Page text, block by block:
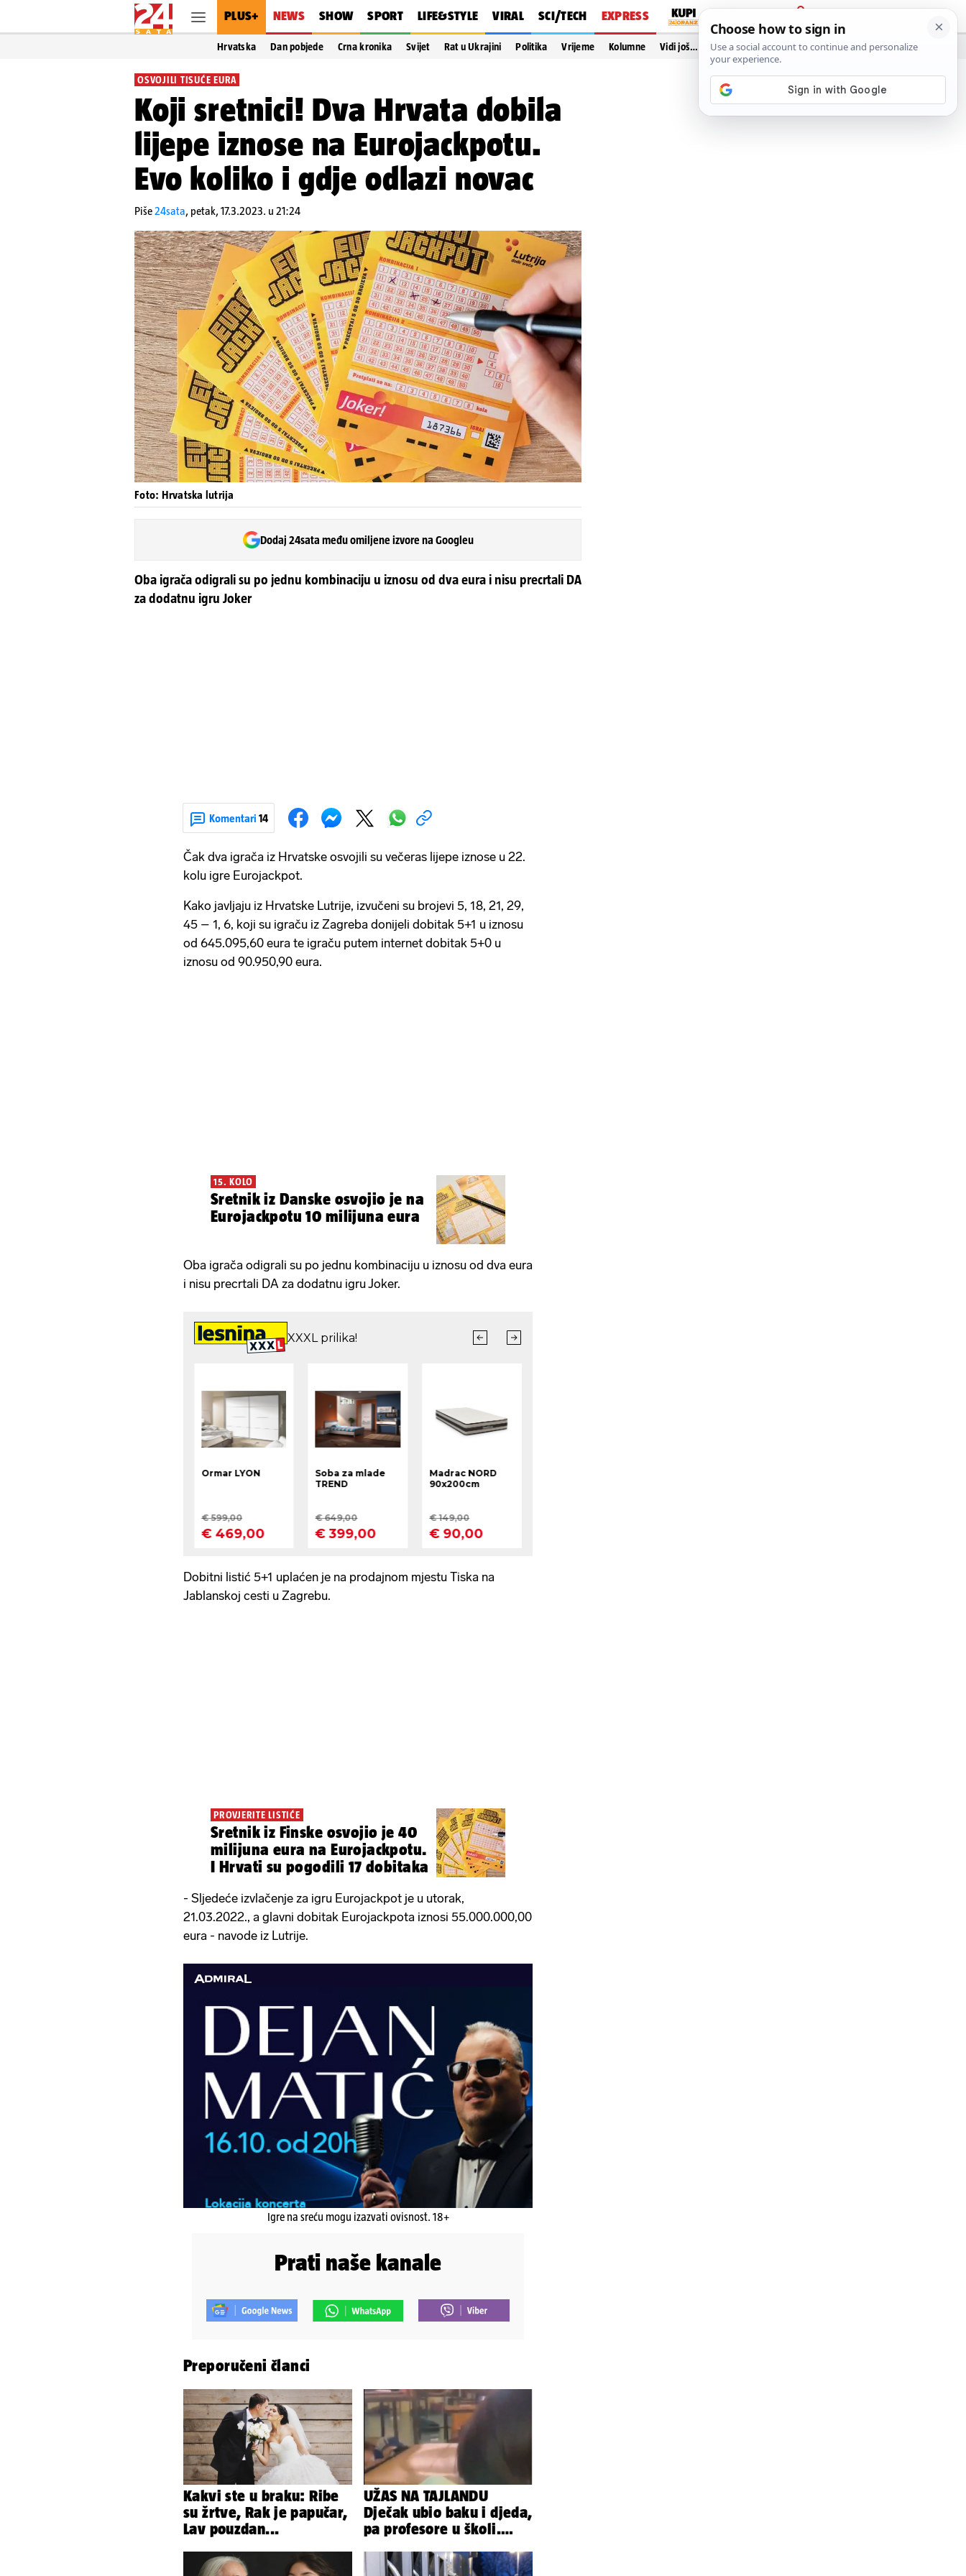
PLUS+ NEWS SHOW SPORT LIFE&STYLE VIRAL SCI/TECH EXPRESS
PRIJAVA
Hrvatska Dan pobjede Crna kronika Svijet Rat u Ukrajini Politika Vrijeme Kolumne Vidi još…
OSVOJILI TISUĆE EURA
Koji sretnici! Dva Hrvata dobila
lijepe iznose na Eurojackpotu.
Evo koliko i gdje odlazi novac
Piše24sata, petak, 17.3.2023. u 21:24
Foto: Hrvatska lutrija
Dodaj 24sata među omiljene izvore na Googleu
Oba igrača odigrali su po jednu kombinaciju u iznosu od dva eura i nisu precrtali DA
za dodatnu igru Joker
Komentari 14
Čak dva igrača iz Hrvatske osvojili su večeras lijepe iznose u 22.
kolu igre Eurojackpot.
Kako javljaju iz Hrvatske Lutrije, izvučeni su brojevi 5, 18, 21, 29,
45 – 1, 6, koji su igraču iz Zagreba donijeli dobitak 5+1 u iznosu
od 645.095,60 eura te igraču putem internet dobitak 5+0 u
iznosu od 90.950,90 eura.
15. KOLO
Sretnik iz Danske osvojio je na
Eurojackpotu 10 milijuna eura
Oba igrača odigrali su po jednu kombinaciju u iznosu od dva eura
i nisu precrtali DA za dodatnu igru Joker.
Dobitni listić 5+1 uplaćen je na prodajnom mjestu Tiska na
Jablanskoj cesti u Zagrebu.
PROVJERITE LISTIĆE
Sretnik iz Finske osvojio je 40
milijuna eura na Eurojackpotu.
I Hrvati su pogodili 17 dobitaka
- Sljedeće izvlačenje za igru Eurojackpot je u utorak,
21.03.2022., a glavni dobitak Eurojackpota iznosi 55.000.000,00
eura - navode iz Lutrije.
Igre na sreću mogu izazvati ovisnost. 18+
Prati naše kanale
Preporučeni članci
Kakvi ste u braku: Ribe
su žrtve, Rak je papučar,
Lav pouzdan...
UŽAS NA TAJLANDU
Dječak ubio baku i djeda,
pa profesore u školi.
ranjeno